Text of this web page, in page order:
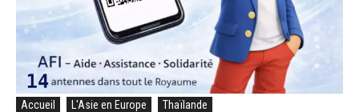
Accueil L'Asie en Europe Thaïlande